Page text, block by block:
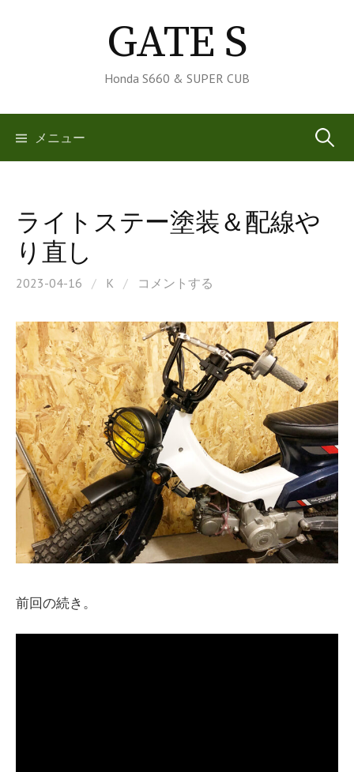
キ
GATE S
Honda S660 & SUPER CUB
メニュー 検
ライトステー塗装＆配線や
り直し
2023-04-16 / K / コメントする
前回の続き。